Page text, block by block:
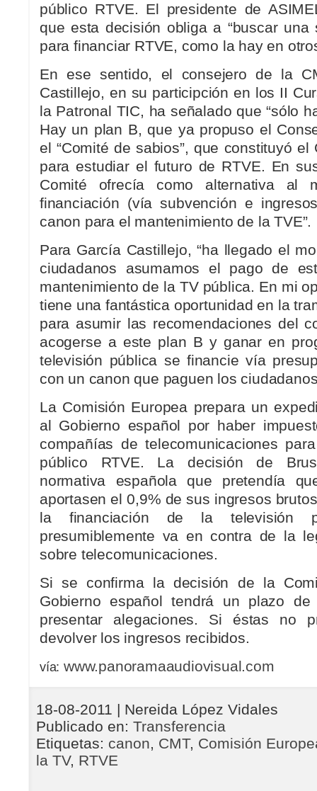
público RTVE. El presidente de
que esta decisión obliga a “buscar una
para financiar RTVE, como la hay en
En ese sentido, el consejero de la
Castillejo, en su participción en los II
la Patronal TIC, ha señalado que “sólo
Hay un plan B, que ya propuso el
el “Comité de sabios”, que constituyó el
para estudiar el futuro de RTVE. En
Comité ofrecía como alternativa al
financiación (vía subvención e
canon para el mantenimiento de la TVE”.
Para García Castillejo, “ha llegado el
ciudadanos asumamos el pago de
mantenimiento de la TV pública. En mi
tiene una fantástica oportunidad en la
para asumir las recomendaciones del
acogerse a este plan B y ganar en
televisión pública se financie vía
con un canon que paguen los
La Comisión Europea prepara un
al Gobierno español por haber
compañías de telecomunicaciones
público RTVE. La decisión de
normativa española que pretendía
aportasen el 0,9% de sus ingresos
la financiación de la televisión
presumiblemente va en contra de la
sobre telecomunicaciones.
Si se confirma la decisión de la
Gobierno español tendrá un plazo
presentar alegaciones. Si éstas no
devolver los ingresos recibidos.
vía: www.panoramaaudiovisual.com
18-08-2011 | Nereida López Vidales
Publicado en: Transferencia
Etiquetas: canon, CMT, Comisión
la TV, RTVE